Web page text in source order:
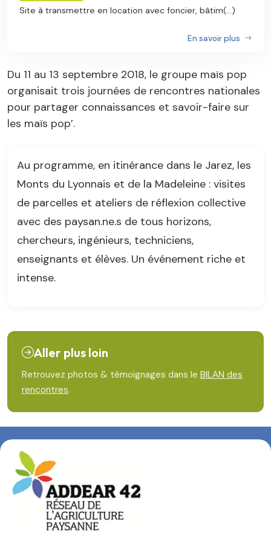
Site à transmettre en location avec foncier, bâtim(...)
En savoir plus
Du 11 au 13 septembre 2018, le groupe maïs pop
organisait trois journées de rencontres nationales
pour partager connaissances et savoir-faire sur
les maïs pop’.
Au programme, en itinérance dans le Jarez, les
Monts du Lyonnais et de la Madeleine : visites
de parcelles et ateliers de réflexion collective
avec des paysan.ne.s de tous horizons,
chercheurs, ingénieurs, techniciens,
enseignants et élèves. Un événement riche et
intense.
Aller plus loin
Retrouvez photos & témoignages dans le BILAN des
rencontres.